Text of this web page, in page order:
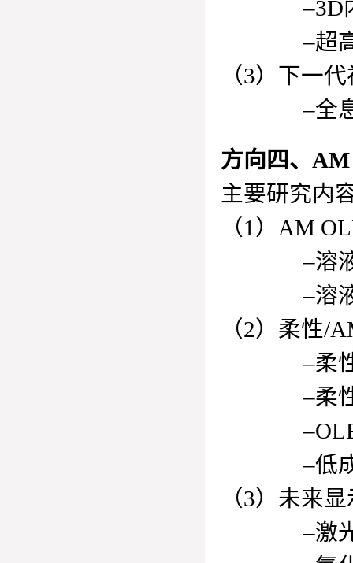
–3D内容
–超高分
（3）下一
–全息视
方向四、
主要研究内
（1）AM
–溶液法
–溶液法
（2）柔性/
–柔性显
–柔性显
–OLED/
–低成本
（3）未来
–激光全